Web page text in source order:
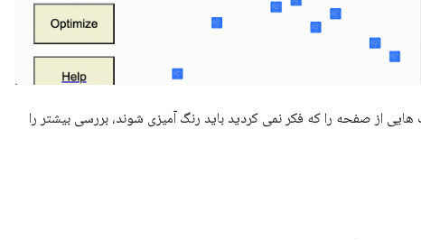
از صفحه را که فکر نمی کردید باید رنگ آمیزی شوند، بررسی بیشتر را